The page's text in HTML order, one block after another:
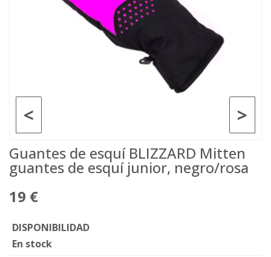
>
<
Guantes de esquí BLIZZARD Mitten
guantes de esquí junior, negro/rosa
19 €
DISPONIBILIDAD
En stock